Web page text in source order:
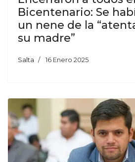
Bicentenario: Se
un nene de la
su madre”
Salta 16 Enero 2025